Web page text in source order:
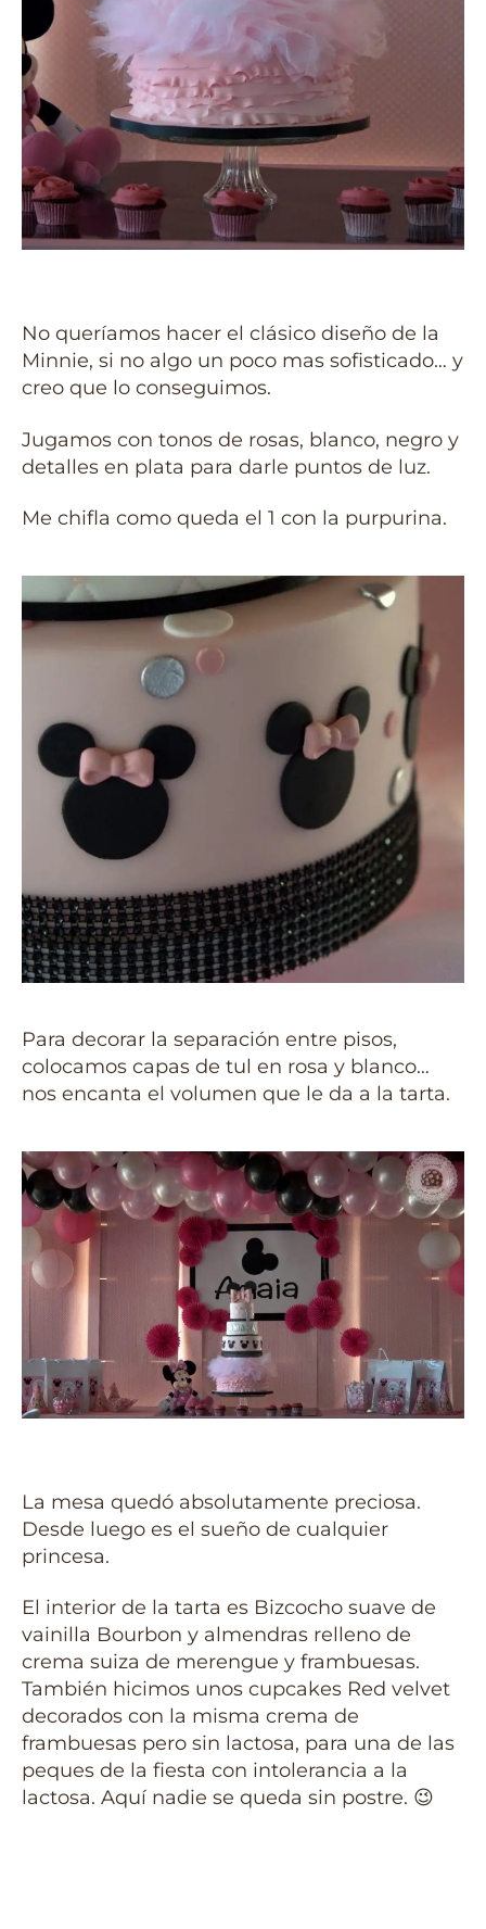
No queríamos hacer el clásico diseño de la
Minnie, si no algo un poco mas sofisticado… y
creo que lo conseguimos.
Jugamos con tonos de rosas, blanco, negro y
detalles en plata para darle puntos de luz.
Me chifla como queda el 1 con la purpurina.
Para decorar la separación entre pisos,
colocamos capas de tul en rosa y blanco…
nos encanta el volumen que le da a la tarta.
La mesa quedó absolutamente preciosa.
Desde luego es el sueño de cualquier
princesa.
El interior de la tarta es Bizcocho suave de
vainilla Bourbon y almendras relleno de
crema suiza de merengue y frambuesas.
También hicimos unos cupcakes Red velvet
decorados con la misma crema de
frambuesas pero sin lactosa, para una de las
peques de la fiesta con intolerancia a la
lactosa. Aquí nadie se queda sin postre. 😉